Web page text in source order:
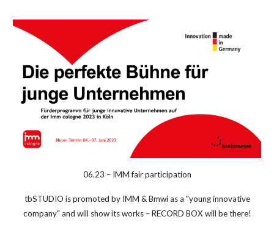
06.23 – IMM fair participation
tbSTUDIO is promoted by IMM & Bmwi as a "young innovative
company" and will showitsworks – RECORD BOX will be there!